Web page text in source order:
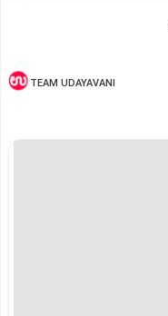
TEAM UDAYAVANI